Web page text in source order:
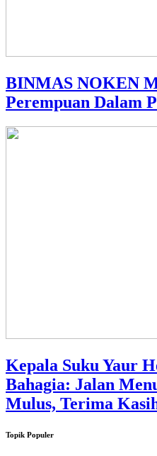
BINMAS NOKEN
Perempuan Dalam
Kepala Suku Yaur
Bahagia: Jalan
Mulus, Terima
Topik Populer